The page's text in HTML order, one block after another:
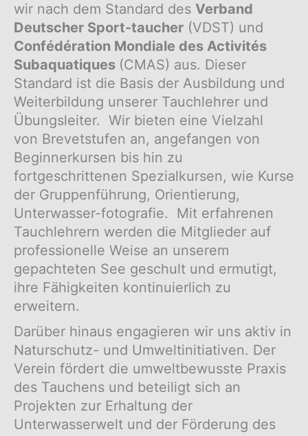
wir nach dem Standard des Verband
Deutscher Sport-taucher (VDST) und
Confédération Mondiale des Activités
Subaquatiques (CMAS) aus. Dieser
Standard ist die Basis der Ausbildung und
Weiterbildung unserer Tauchlehrer und
Übungsleiter. Wir bieten eine Vielzahl
von Brevetstufen an, angefangen von
Beginnerkursen bis hin zu
fortgeschrittenen Spezialkursen, wie Kurse
der Gruppenführung, Orientierung,
Unterwasser-fotografie. Mit erfahrenen
Tauchlehrern werden die Mitglieder auf
professionelle Weise an unserem
gepachteten See geschult und ermutigt,
ihre Fähigkeiten kontinuierlich zu
erweitern.
Darüber hinaus engagieren wir uns aktiv in
Naturschutz- und Umweltinitiativen. Der
Verein fördert die umweltbewusste Praxis
des Tauchens und beteiligt sich an
Projekten zur Erhaltung der
Unterwasserwelt und der Förderung des